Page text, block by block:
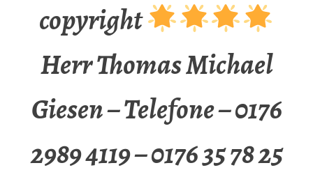
copyright
Herr Thomas Michael
Giesen – Telefone – 0176
2989 4119 – 0176 35 78 25